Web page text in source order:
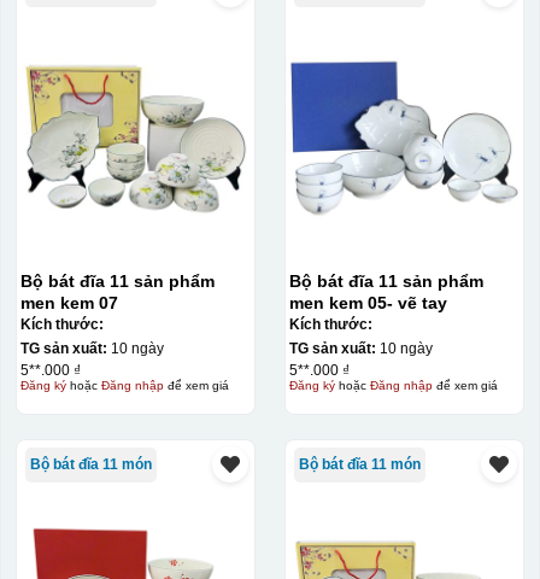
Bộ bát đĩa 11 sản phẩm
men kem 07
Kích thước:
TG sản xuất: 10 ngày
5**.000 ₫
Đăng kýhoặc Đăng nhậpđể xem giá
Bộ bát đĩa 11 sản phẩm
men kem 05- vẽ tay
Kích thước:
TG sản xuất: 10 ngày
5**.000 ₫
Đăng kýhoặc Đăng nhậpđể xem giá
Bộ bát đĩa 11 món Bộ bát đĩa 11 món